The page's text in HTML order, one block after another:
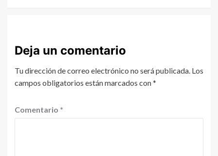
Deja un comentario
Tu dirección de correo electrónico no será publicada. Los
campos obligatorios están marcados con*
Comentario *